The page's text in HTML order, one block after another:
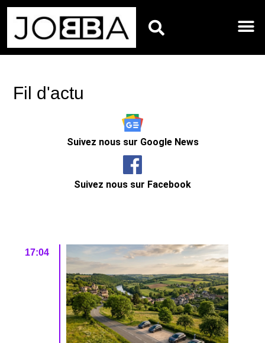
Fil d'actu
Suivez nous sur Google News
Suivez nous sur Facebook
17:04